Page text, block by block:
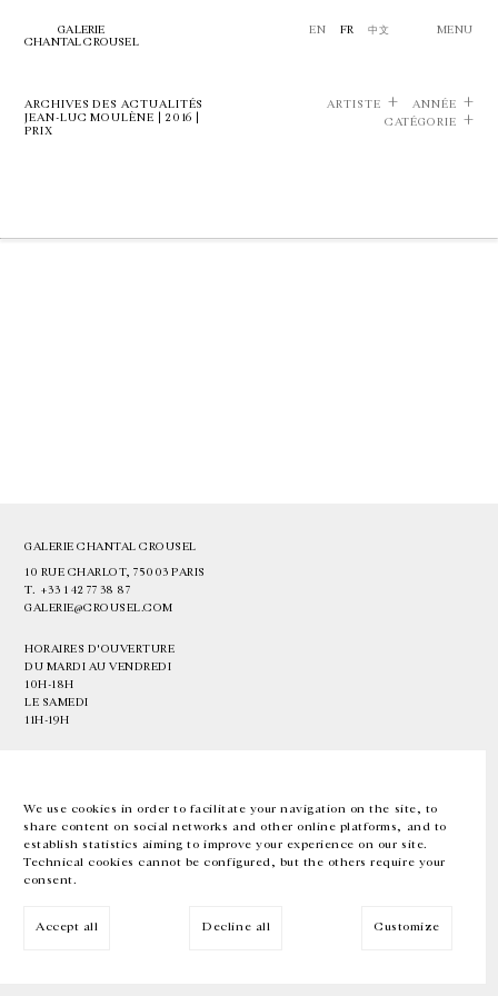
We use cookies in order to facilitate your navigation on the site, to
share content on social networks and other online platforms, and to
establish statistics aiming to improve your experience on our site.
Technical cookies cannot be configured, but the others require your
consent.
Accept all Decline all Customize
GALERIE
CHANTAL CROUSEL
EN FR 中文 MENU
ARCHIVES DES ACTUALITÉS
JEAN-LUC MOULÈNE | 2016 |
PRIX
ARTISTE
ANNÉE
CATÉGORIE
GALERIE CHANTAL CROUSEL
10 RUE CHARLOT, 75003 PARIS
T. +33 1 42 77 38 87
GALERIE@CROUSEL.COM
HORAIRES D'OUVERTURE
DU MARDI AU VENDREDI
10H-18H
LE SAMEDI
11H-19H
EN FR 中文 Facebook Instagram
Inscrivez-vous à notre newsletter